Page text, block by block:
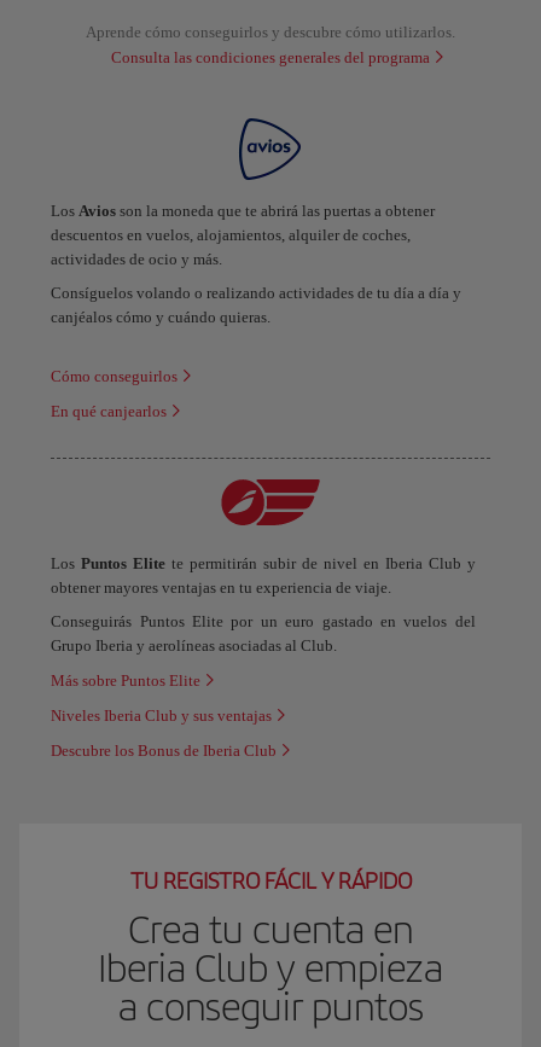
Aprende cómo conseguirlos y descubre cómo utilizarlos.
Consulta las condiciones generales del programa
Los Aviosson la moneda que te abrirá las puertas a obtener
descuentos en vuelos, alojamientos, alquiler de coches,
actividades de ocio y más.
Consíguelos volando o realizando actividades de tu día a día y
canjéalos cómo y cuándo quieras.
Cómo conseguirlos
En qué canjearlos
LosPuntos Elite te permitirán subir de nivel en Iberia Club y
obtener mayores ventajas en tu experiencia de viaje.
Conseguirás Puntos Elite por un euro gastado en vuelos del
Grupo Iberia y aerolíneas asociadas al Club.
Más sobre Puntos Elite
Niveles Iberia Club y sus ventajas
Descubre los Bonus de Iberia Club
TU REGISTRO FÁCIL Y RÁPIDO
Crea tu cuenta en
Iberia Club y empieza
a conseguir puntos